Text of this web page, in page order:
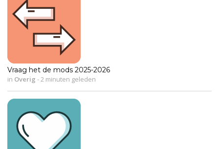
Vraag het de mods 2025-2026
in Overig - 2 minuten geleden